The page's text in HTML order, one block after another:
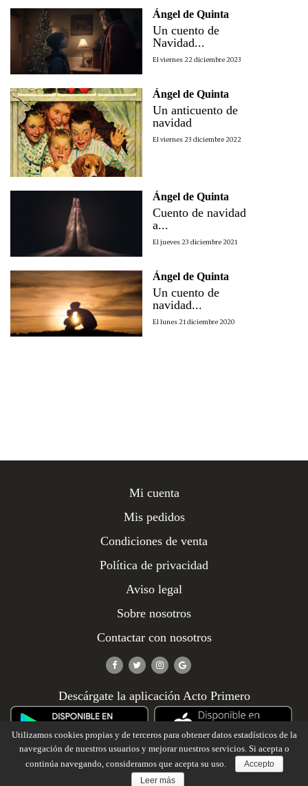
Ángel de Quinta
Un cuento de
Navidad...
El viernes 22 diciembre 2023
Ángel de Quinta
Un anticuento de
navidad
El viernes 23 diciembre 2022
Ángel de Quinta
Cuento de navidad
a...
El jueves 23 diciembre 2021
Ángel de Quinta
Un cuento de
navidad...
El lunes 21 diciembre 2020
Mi cuenta
Mis pedidos
Condiciones de venta
Política de privacidad
Aviso legal
Sobre nosotros
Contactar con nosotros
Descárgate la aplicación Acto Primero
Utilizamos cookies propias y de terceros para obtener datos estadísticos de la
navegación de nuestros usuarios y mejorar nuestros servicios. Si acepta o
continúa navegando, consideramos que acepta su uso.
Accepto
Leer más